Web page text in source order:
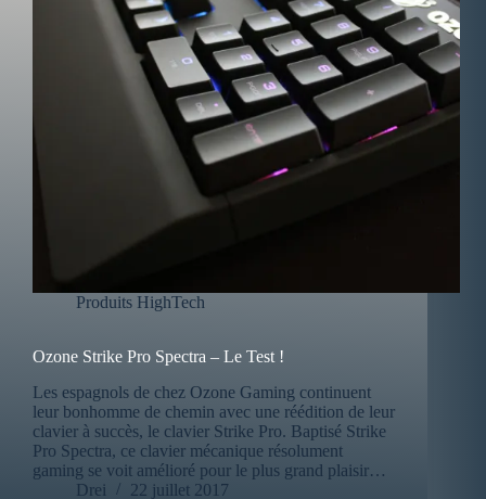
Produits HighTech
Ozone Strike Pro Spectra – Le Test !
Les espagnols de chez Ozone Gaming continuent
leur bonhomme de chemin avec une réédition de leur
clavier à succès, le clavier Strike Pro. Baptisé Strike
Pro Spectra, ce clavier mécanique résolument
gaming se voit amélioré pour le plus grand plaisir…
Drei
22 juillet 2017